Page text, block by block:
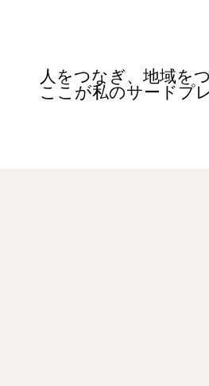
人をつなぎ、地域を
ここが私のサードプ